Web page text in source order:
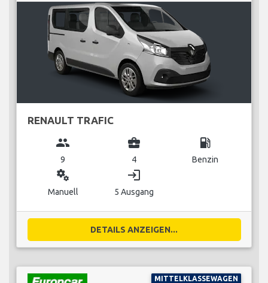
RENAULT TRAFIC
group
9
business_center
4
local_gas_station
Benzin
miscellaneous_services
Manuell
login
5 Ausgang
DETAILS ANZEIGEN...
MITTELKLASSEWAGEN